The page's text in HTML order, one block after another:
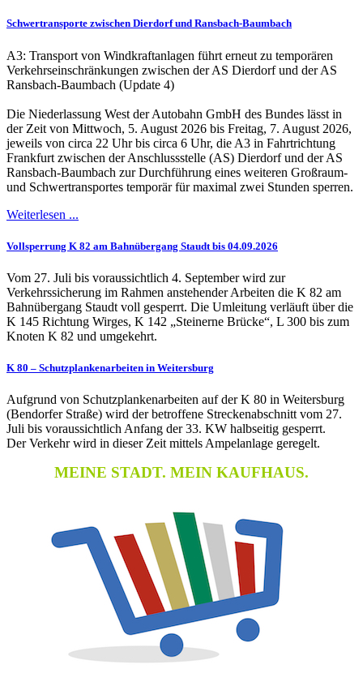
Schwertransporte zwischen Dierdorf und Ransbach-Baumbach
A3: Transport von Windkraftanlagen führt erneut zu temporären
Verkehrseinschränkungen zwischen der AS Dierdorf und der AS
Ransbach-Baumbach (Update 4)
Die Niederlassung West der Autobahn GmbH des Bundes lässt in
der Zeit von Mittwoch, 5. August 2026 bis Freitag, 7. August 2026,
jeweils von circa 22 Uhr bis circa 6 Uhr, die A3 in Fahrtrichtung
Frankfurt zwischen der Anschlussstelle (AS) Dierdorf und der AS
Ransbach-Baumbach zur Durchführung eines weiteren Großraum-
und Schwertransportes temporär für maximal zwei Stunden sperren.
Weiterlesen ...
Vollsperrung K 82 am Bahnübergang Staudt bis 04.09.2026
Vom 27. Juli bis voraussichtlich 4. September wird zur
Verkehrssicherung im Rahmen anstehender Arbeiten die K 82 am
Bahnübergang Staudt voll gesperrt. Die Umleitung verläuft über die
K 145 Richtung Wirges, K 142 „Steinerne Brücke“, L 300 bis zum
Knoten K 82 und umgekehrt.
K 80 – Schutzplankenarbeiten in Weitersburg
Aufgrund von Schutzplankenarbeiten auf der K 80 in Weitersburg
(Bendorfer Straße) wird der betroffene Streckenabschnitt vom 27.
Juli bis voraussichtlich Anfang der 33. KW halbseitig gesperrt.
Der Verkehr wird in dieser Zeit mittels Ampelanlage geregelt.
MEINE STADT. MEIN KAUFHAUS.